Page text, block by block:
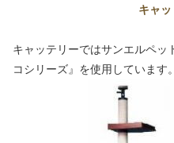
キャ
キャッテリーではサンエルペッ
コシリーズ』を使用しています。